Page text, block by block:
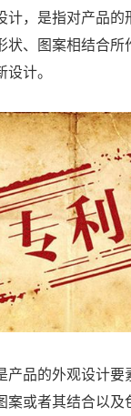
计，是指对产品的
状、图案相结合所
计。
品的外观设计要
案或者其结合以